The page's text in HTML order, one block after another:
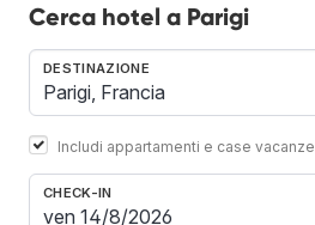
Cerca hotel a Parigi
DESTINAZIONE
Includi appartamenti e case vacanze
CHECK-IN